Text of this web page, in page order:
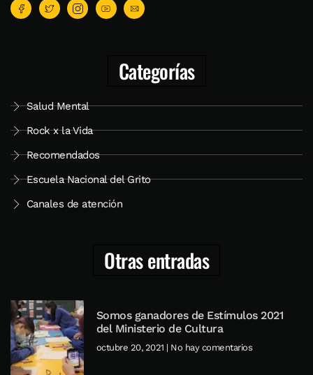
Categorías
Salud Mental
Rock x la Vida
Recomendados
Escuela Nacional del Grito
Canales de atención
Otras entradas
Somos ganadores de Estímulos 2021
del Ministerio de Cultura
octubre 20, 2021 No hay comentarios